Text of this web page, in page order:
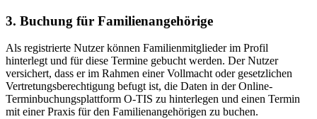
3. Buchung für Familienangehörige
Als registrierte Nutzer können Familienmitglieder im Profil
hinterlegt und für diese Termine gebucht werden. Der Nutzer
versichert, dass er im Rahmen einer Vollmacht oder gesetzlichen
Vertretungsberechtigung befugt ist, die Daten in der Online-
Terminbuchungsplattform O-TIS zu hinterlegen und einen Termin
mit einer Praxis für den Familienangehörigen zu buchen.